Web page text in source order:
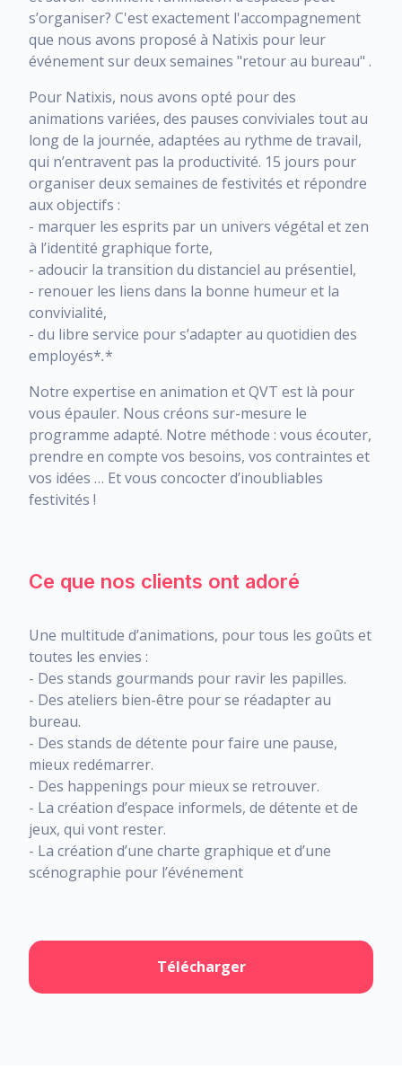
s’organiser? C'est exactement l'accompagnement
que nous avons proposé à Natixis pour leur
événement sur deux semaines "retour au bureau" .
Pour Natixis, nous avons opté pour des
animations variées, des pauses conviviales tout au
long de la journée, adaptées au rythme de travail,
qui n’entravent pas la productivité. 15 jours pour
organiser deux semaines de festivités et répondre
aux objectifs :
- marquer les esprits par un univers végétal et zen
à l’identité graphique forte,
- adoucir la transition du distanciel au présentiel,
- renouer les liens dans la bonne humeur et la
convivialité,
- du libre service pour s’adapter au quotidien des
employés*.*
Notre expertise en animation et QVT est là pour
vous épauler. Nous créons sur-mesure le
programme adapté. Notre méthode : vous écouter,
prendre en compte vos besoins, vos contraintes et
vos idées … Et vous concocter d’inoubliables
festivités !
Ce que nos clients ont adoré
Une multitude d’animations, pour tous les goûts et
toutes les envies :
- Des stands gourmands pour ravir les papilles.
- Des ateliers bien-être pour se réadapter au
bureau.
- Des stands de détente pour faire une pause,
mieux redémarrer.
- Des happenings pour mieux se retrouver.
- La création d’espace informels, de détente et de
jeux, qui vont rester.
- La création d’une charte graphique et d’une
scénographie pour l’événement
Télécharger